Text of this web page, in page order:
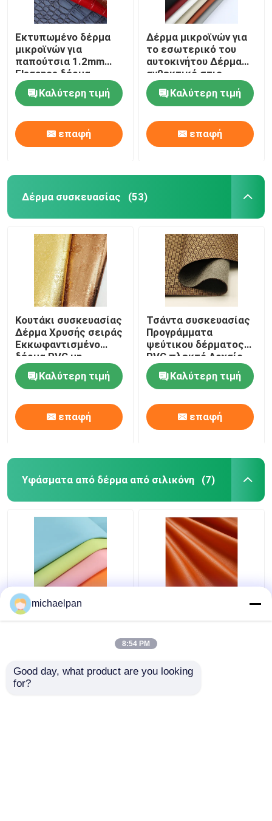
Εκτυπωμένο δέρμα
μικροϊνών για
παπούτσια 1.2mm
Elegance δέρμα
κροκοδείλου
Καλύτερη τιμή
επαφή
Δέρμα μικροϊνών για
το εσωτερικό του
αυτοκινήτου Δέρμα
ανθεκτικό στις
γρατζουνιές
Καλύτερη τιμή
επαφή
Δέρμα συσκευασίας (53)
Κουτάκι συσκευασίας
Δέρμα Χρυσής σειράς
Εκκωφαντισμένο
δέρμα PVC μη
υφασμένο
Καλύτερη τιμή
επαφή
Τσάντα συσκευασίας
Προγράμματα
ψεύτικου δέρματος
PVC πλεκτό Αρχαίο
χαλκό ύφασμα
Καλύτερη τιμή
επαφή
Υφάσματα από δέρμα από σιλικόνη (7)
Ελαφρύ Σιλικόνιο
Δερμάτινο ύφασμα
michaelpan
8:54 PM
Good day, what product are you looking
for?